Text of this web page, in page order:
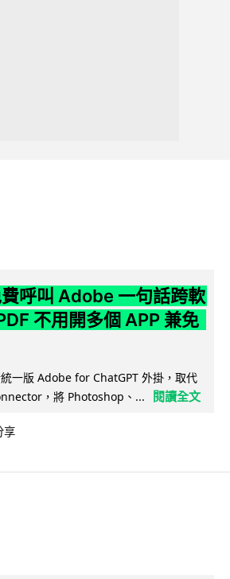
呼叫 Adobe 一句話跨軟
不用開多個 APP 兼免
一版 Adobe for ChatGPT 外掛，取代
，將 Photoshop、...
閱讀全文
享